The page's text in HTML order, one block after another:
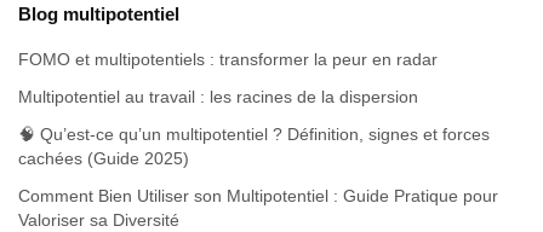
Blog multipotentiel
FOMO et multipotentiels : transformer la peur en radar
Multipotentiel au travail : les racines de la dispersion
🧠 Qu’est-ce qu’un multipotentiel ? Définition, signes et forces
cachées (Guide 2025)
Comment Bien Utiliser son Multipotentiel : Guide Pratique pour
Valoriser sa Diversité